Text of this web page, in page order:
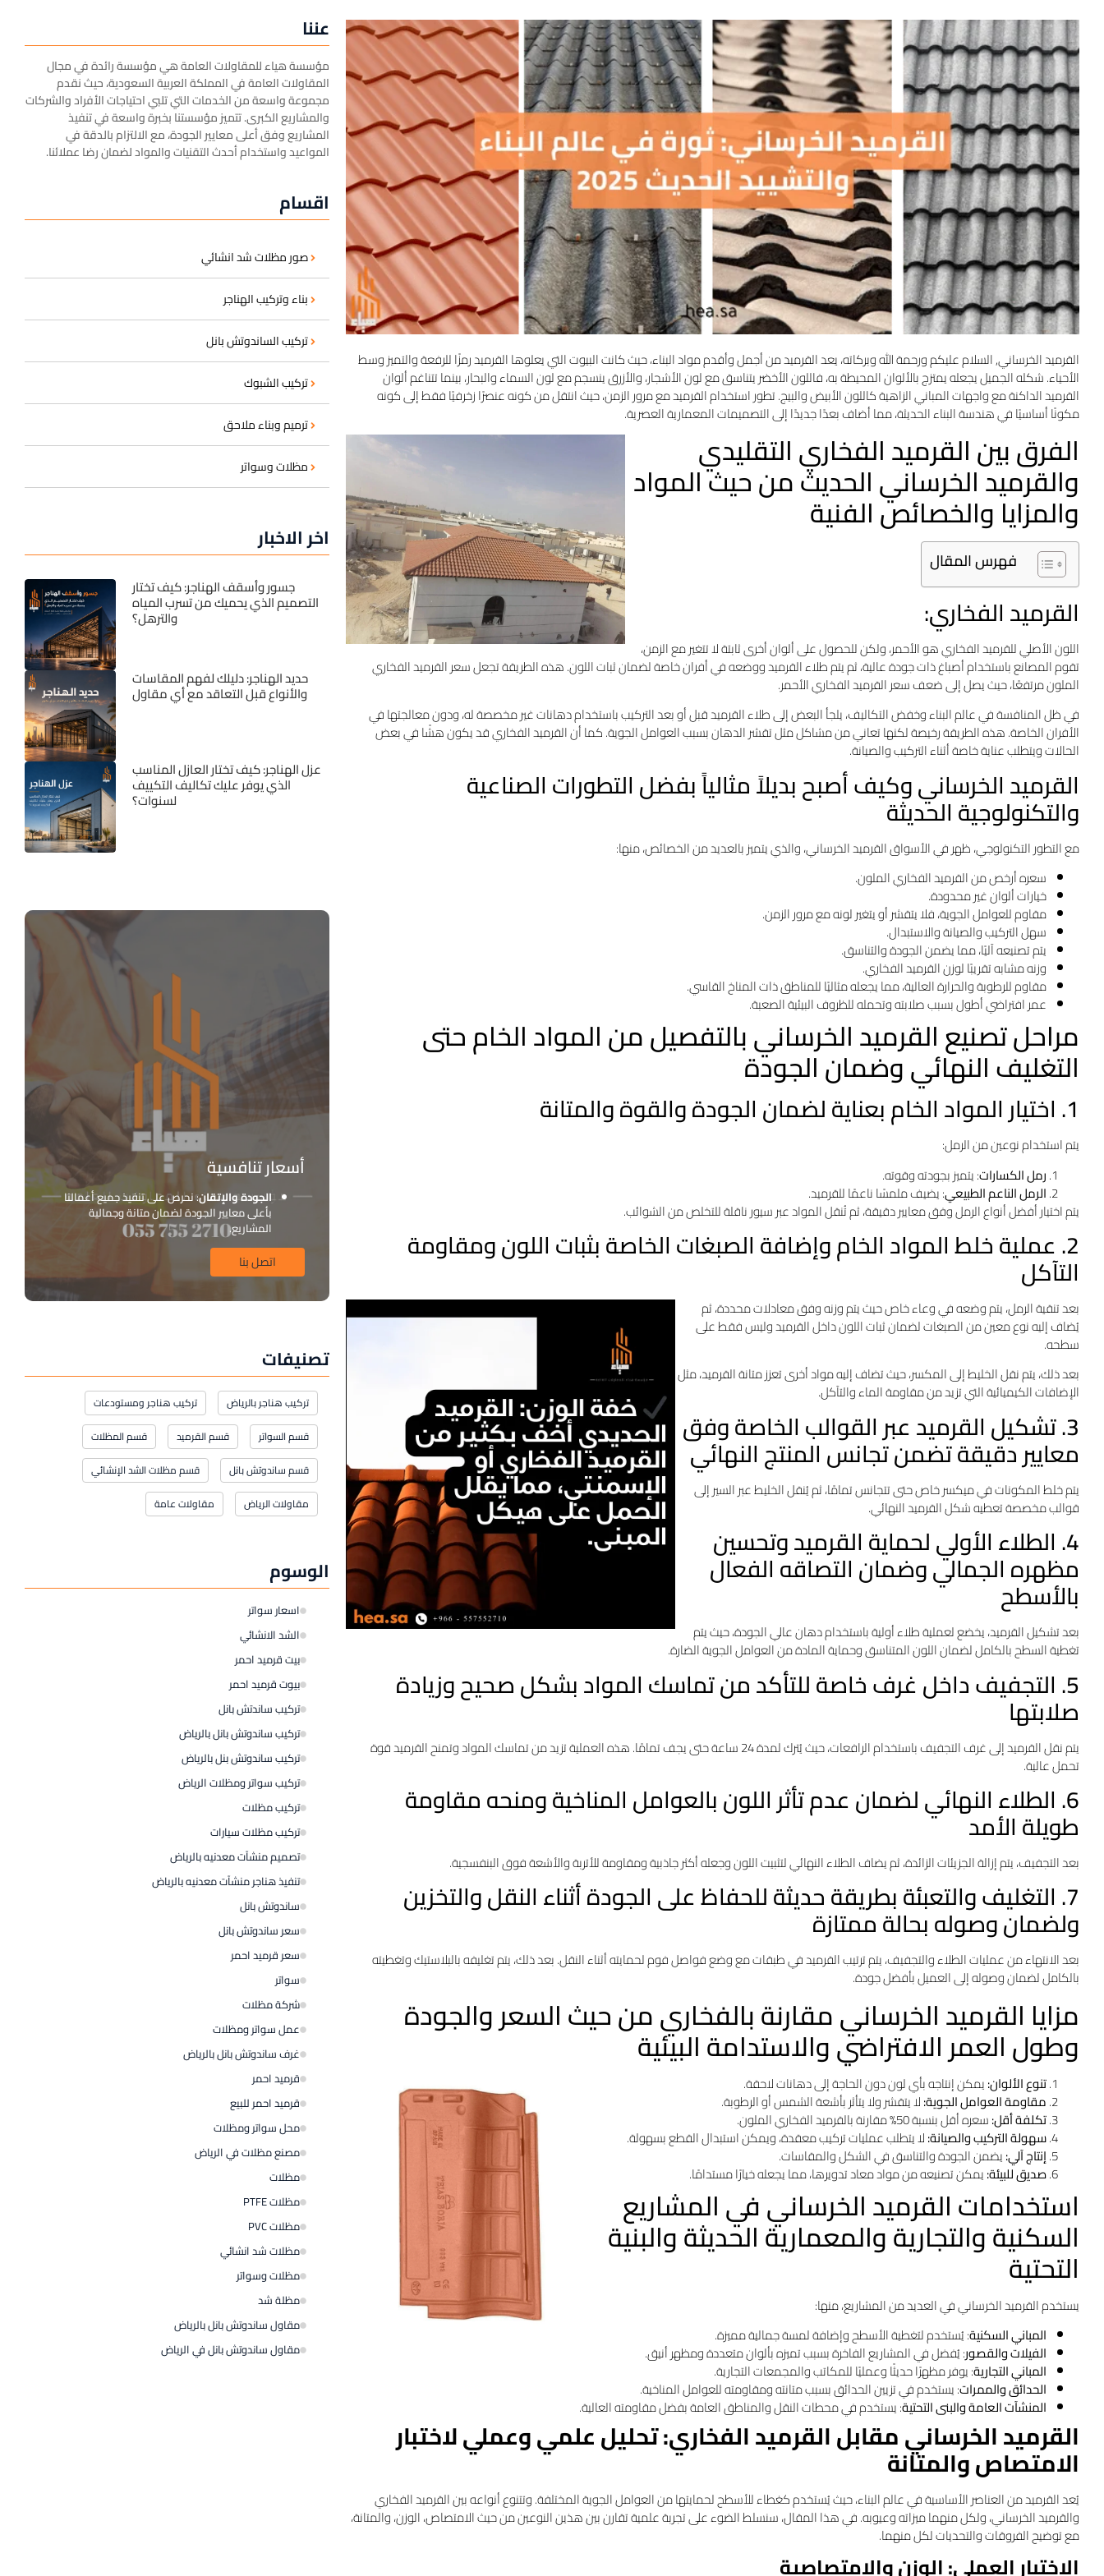
القرميد الخرساني, السلام عليكم ورحمة الله وبركاته، يعد القرميد من أجمل وأقدم مواد البناء، حيث كانت البيوت التي يعلوها القرميد رمزًا للرفعة والتميز وسط
الأحياء. شكله الجميل يجعله يمتزج بالألوان المحيطة به، فاللون الأخضر يتناسق مع لون الأشجار، والأزرق ينسجم مع لون السماء والبحار، بينما تتناغم ألوان
القرميد الداكنة مع واجهات المباني الزاهية كاللون الأبيض والبيج. تطور استخدام القرميد مع مرور الزمن، حيث انتقل من كونه عنصرًا زخرفيًا فقط إلى كونه
مكونًا أساسيًا في هندسة البناء الحديثة، مما أضاف بعدًا جديدًا إلى التصميمات المعمارية العصرية.
الفرق بين القرميد الفخاري التقليدي
والقرميد الخرساني الحديث من حيث المواد
والمزايا والخصائص الفنية
فهرس المقال
القرميد الفخاري:
اللون الأصلي للقرميد الفخاري هو الأحمر، ولكن للحصول على ألوان أخرى ثابتة لا تتغير مع الزمن،
تقوم المصانع باستخدام أصباغ ذات جودة عالية، ثم يتم طلاء القرميد ووضعه في أفران خاصة لضمان ثبات اللون. هذه الطريقة تجعل سعر القرميد الفخاري
الملون مرتفعًا، حيث يصل إلى ضعف سعر القرميد الفخاري الأحمر.
في ظل المنافسة في عالم البناء وخفض التكاليف، يلجأ البعض إلى طلاء القرميد قبل أو بعد التركيب باستخدام دهانات غير مخصصة له، ودون معالجتها في
الأفران الخاصة. هذه الطريقة رخيصة لكنها تعاني من مشاكل مثل تقشر الدهان بسبب العوامل الجوية. كما أن القرميد الفخاري قد يكون هشًا في بعض
الحالات ويتطلب عناية خاصة أثناء التركيب والصيانة.
القرميد الخرساني وكيف أصبح بديلاً مثالياً بفضل التطورات الصناعية
والتكنولوجية الحديثة
مع التطور التكنولوجي، ظهر في الأسواق القرميد الخرساني، والذي يتميز بالعديد من الخصائص، منها:
سعره أرخص من القرميد الفخاري الملون.
خيارات ألوان غير محدودة.
مقاوم للعوامل الجوية، فلا يتقشر أو يتغير لونه مع مرور الزمن.
سهل التركيب والصيانة والاستبدال.
يتم تصنيعه آليًا، مما يضمن الجودة والتناسق.
وزنه مشابه تقريبًا لوزن القرميد الفخاري.
مقاوم للرطوبة والحرارة العالية، مما يجعله مثاليًا للمناطق ذات المناخ القاسي.
عمر افتراضي أطول بسبب صلابته وتحمله للظروف البيئية الصعبة.
مراحل تصنيع القرميد الخرساني بالتفصيل من المواد الخام حتى
التغليف النهائي وضمان الجودة
1. اختيار المواد الخام بعناية لضمان الجودة والقوة والمتانة
يتم استخدام نوعين من الرمل:
رمل الكسارات: يتميز بجودته وقوته.
الرمل الناعم الطبيعي: يضيف ملمسًا ناعمًا للقرميد.
يتم اختيار أفضل أنواع الرمل وفق معايير دقيقة، ثم تُنقل المواد عبر سيور ناقلة للتخلص من الشوائب.
2. عملية خلط المواد الخام وإضافة الصبغات الخاصة بثبات اللون ومقاومة
التآكل
بعد تنقية الرمل، يتم وضعه في وعاء خاص حيث يتم وزنه وفق معادلات محددة، ثم
يُضاف إليه نوع معين من الصبغات لضمان ثبات اللون داخل القرميد وليس فقط على
سطحه.
بعد ذلك، يتم نقل الخليط إلى المكسر، حيث تضاف إليه مواد أخرى تعزز متانة القرميد، مثل
الإضافات الكيميائية التي تزيد من مقاومة الماء والتآكل.
3. تشكيل القرميد عبر القوالب الخاصة وفق
معايير دقيقة تضمن تجانس المنتج النهائي
يتم خلط المكونات في ميكسر خاص حتى تتجانس تمامًا، ثم يُنقل الخليط عبر السير إلى
قوالب مخصصة تعطيه شكل القرميد النهائي.
4. الطلاء الأولي لحماية القرميد وتحسين
مظهره الجمالي وضمان التصاقه الفعال
بالأسطح
بعد تشكيل القرميد، يخضع لعملية طلاء أولية باستخدام دهان عالي الجودة، حيث يتم
تغطية السطح بالكامل لضمان اللون المتناسق وحماية المادة من العوامل الجوية الضارة.
5. التجفيف داخل غرف خاصة للتأكد من تماسك المواد بشكل صحيح وزيادة
صلابتها
يتم نقل القرميد إلى غرف التجفيف باستخدام الرافعات، حيث يُترك لمدة 24 ساعة حتى يجف تمامًا. هذه العملية تزيد من تماسك المواد وتمنح القرميد قوة
تحمل عالية.
6. الطلاء النهائي لضمان عدم تأثر اللون بالعوامل المناخية ومنحه مقاومة
طويلة الأمد
بعد التجفيف، يتم إزالة الجزيئات الزائدة، ثم يضاف الطلاء النهائي لتثبيت اللون وجعله أكثر جاذبية ومقاومة للأتربة والأشعة فوق البنفسجية.
7. التغليف والتعبئة بطريقة حديثة للحفاظ على الجودة أثناء النقل والتخزين
ولضمان وصوله بحالة ممتازة
بعد الانتهاء من عمليات الطلاء والتجفيف، يتم ترتيب القرميد في طبقات مع وضع فواصل فوم لحمايته أثناء النقل. بعد ذلك، يتم تغليفه بالبلاستيك وتغطيته
بالكامل لضمان وصوله إلى العميل بأفضل جودة.
مزايا القرميد الخرساني مقارنة بالفخاري من حيث السعر والجودة
وطول العمر الافتراضي والاستدامة البيئية
تنوع الألوان:يمكن إنتاجه بأي لون دون الحاجة إلى دهانات لاحقة.
مقاومة العوامل الجوية:لا يتقشر ولا يتأثر بأشعة الشمس أو الرطوبة.
تكلفة أقل:سعره أقل بنسبة 50% مقارنة بالقرميد الفخاري الملون.
سهولة التركيب والصيانة:لا يتطلب عمليات تركيب معقدة، ويمكن استبدال القطع بسهولة.
إنتاج آلي:يضمن الجودة والتناسق في الشكل والمقاسات.
صديق للبيئة:يمكن تصنيعه من مواد معاد تدويرها، مما يجعله خيارًا مستدامًا.
استخدامات القرميد الخرساني في المشاريع
السكنية والتجارية والمعمارية الحديثة والبنية
التحتية
يستخدم القرميد الخرساني في العديد من المشاريع، منها:
المباني السكنية: يُستخدم لتغطية الأسطح وإضافة لمسة جمالية مميزة.
الفيلات والقصور: يُفضل في المشاريع الفاخرة بسبب تميزه بألوان متعددة ومظهر أنيق.
المباني التجارية: يوفر مظهرًا حديثًا وعمليًا للمكاتب والمجمعات التجارية.
الحدائق والممرات: يستخدم في تزيين الحدائق بسبب متانته ومقاومته للعوامل المناخية.
المنشآت العامة والبنى التحتية: يستخدم في محطات النقل والمناطق العامة بفضل مقاومته العالية.
القرميد الخرساني مقابل القرميد الفخاري: تحليل علمي وعملي لاختبار
الامتصاص والمتانة
يُعد القرميد من العناصر الأساسية في عالم البناء، حيث يُستخدم كغطاء للأسطح لحمايتها من العوامل الجوية المختلفة. وتتنوع أنواعه بين القرميد الفخاري
والقرميد الخرساني، ولكل منهما ميزاته وعيوبه. في هذا المقال، سنسلط الضوء على تجربة علمية تقارن بين هذين النوعين من حيث الامتصاص، الوزن، والمتانة،
مع توضيح الفروقات والتحديات لكل منهما.
الاختبار العملي: الوزن والامتصاصية
عننا
مؤسسة هياء للمقاولات العامة هي مؤسسة رائدة في مجال
المقاولات العامة في المملكة العربية السعودية، حيث نقدم
مجموعة واسعة من الخدمات التي تلبي احتياجات الأفراد والشركات
والمشاريع الكبرى. تتميز مؤسستنا بخبرة واسعة في تنفيذ
المشاريع وفق أعلى معايير الجودة، مع الالتزام بالدقة في
المواعيد واستخدام أحدث التقنيات والمواد لضمان رضا عملائنا.
اقسام
صور مظلات شد انشائي
بناء وتركيب الهناجر
تركيب الساندوتش بانل
تركيب الشبوك
ترميم وبناء ملاحق
مظلات وسواتر
اخر الاخبار
جسور وأسقف الهناجر: كيف تختار
التصميم الذي يحميك من تسرب المياه
والترهل؟
حديد الهناجر: دليلك لفهم المقاسات
والأنواع قبل التعاقد مع أي مقاول
عزل الهناجر: كيف تختار العازل المناسب
الذي يوفر عليك تكاليف التكييف
لسنوات؟
أسعار تنافسية
الجودة والإتقان: نحرص على تنفيذ جميع أعمالنا
بأعلى معايير الجودة لضمان متانة وجمالية
المشاريع.
اتصل بنا
تصنيفات
تركيب هناجر بالرياض
تركيب هناجر ومستودعات
قسم السواتر
قسم القرميد
قسم المظلات
قسم ساندوتش بانل
قسم مظلات الشد الإنشائي
مقاولات الرياض
مقاولات عامة
الوسوم
اسعار سواتر
الشد الانشائي
بيت قرميد احمر
بيوت قرميد احمر
تركيب ساندتش بانل
تركيب ساندوتش بانل بالرياض
تركيب ساندوتش بنل بالرياض
تركيب سواتر ومظلات الرياض
تركيب مظلات
تركيب مظلات سيارات
تصميم منشآت معدنيه بالرياض
تنفيذ هناجر منشآت معدنيه بالرياض
ساندوتش بانل
سعر ساندوتش بانل
سعر قرميد احمر
سواتر
شركة مظلات
عمل سواتر ومظلات
غرف ساندوتش بانل بالرياض
قرميد احمر
قرميد احمر للبيع
محل سواتر ومظلات
مصنع مظلات في الرياض
مظلات
مظلات PTFE
مظلات PVC
مظلات شد انشائي
مظلات وسواتر
مظلة شد
مقاول ساندوتش بانل بالرياض
مقاول ساندوتش بانل في الرياض